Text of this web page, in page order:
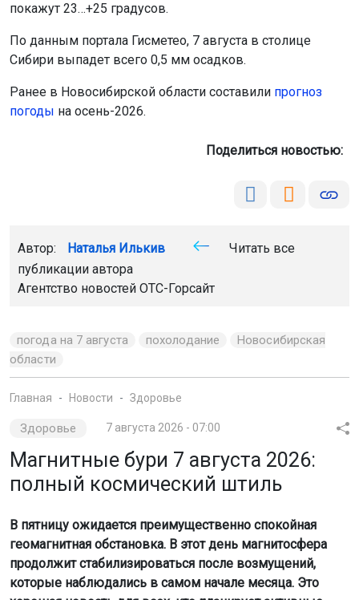
покажут 23…+25 градусов.
По данным портала Гисметео, 7 августа в столице
Сибири выпадет всего 0,5 мм осадков.
Ранее в Новосибирской области составили прогноз
погоды на осень-2026.
Поделиться новостью:
Автор: Наталья Илькив
Читать все
публикации автора
Агентство новостей ОТС-Горсайт
погода на 7 августа похолодание
Новосибирская
области
Главная Новости Здоровье
Здоровье 7 августа 2026 - 07:00
Магнитные бури 7 августа 2026:
полный космический штиль
В пятницу ожидается преимущественно спокойная
геомагнитная обстановка. В этот день магнитосфера
продолжит стабилизироваться после возмущений,
которые наблюдались в самом начале месяца. Это